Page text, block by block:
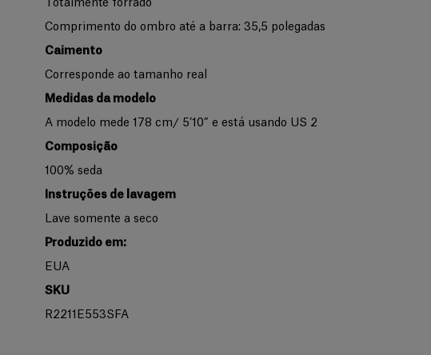
Totalmente forrado
Comprimento do ombro até a barra: 35,5 polegadas
Caimento
Corresponde ao tamanho real
Medidas da modelo
A modelo mede 178 cm/ 5’10” e está usando US 2
Composição
100% seda
Instruções de lavagem
Lave somente a seco
Produzido em:
EUA
SKU
R2211E553SFA